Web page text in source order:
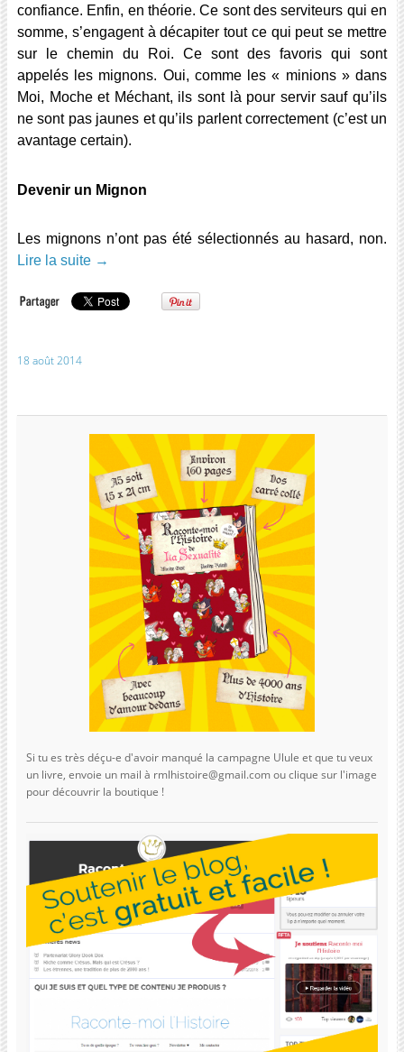
confiance. Enfin, en théorie. Ce sont des serviteurs qui en
somme, s’engagent à décapiter tout ce qui peut se mettre
sur le chemin du Roi. Ce sont des favoris qui sont
appelés les mignons. Oui, comme les « minions » dans
Moi, Moche et Méchant, ils sont là pour servir sauf qu’ils
ne sont pas jaunes et qu’ils parlent correctement (c’est un
avantage certain).
Devenir un Mignon
Les mignons n’ont pas été sélectionnés au hasard, non.
Lire la suite →
18 août 2014
Si tu es très déçu-e d'avoir manqué la campagne Ulule et que tu veux
un livre, envoie un mail à rmlhistoire@gmail.com ou clique sur l'image
pour découvrir la boutique !